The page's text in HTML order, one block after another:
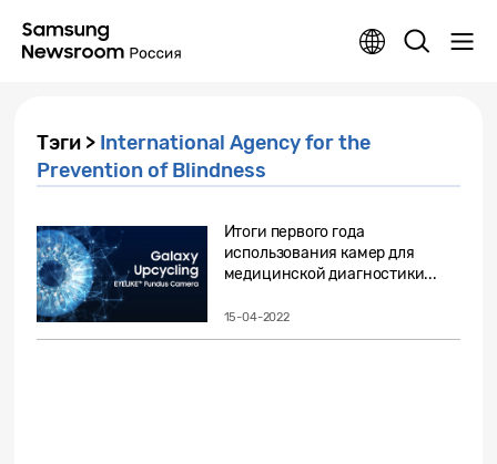
Тэги > International Agency for the
Prevention of Blindness
Итоги первого года
использования камер для
медицинской диагностики...
15-04-2022